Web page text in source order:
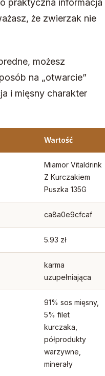
praktyczna informacja
że zwierzak nie
możesz
na „otwarcie”
i mięsny charakter
Wartość
Miamor Vitaldrink
Z Kurczakiem
Puszka 135G
ca8a0e9cfcaf
5.93 zł
karma
uzupełniająca
91% sos mięsny,
5% filet
kurczaka,
półprodukty
warzywne,
minerały